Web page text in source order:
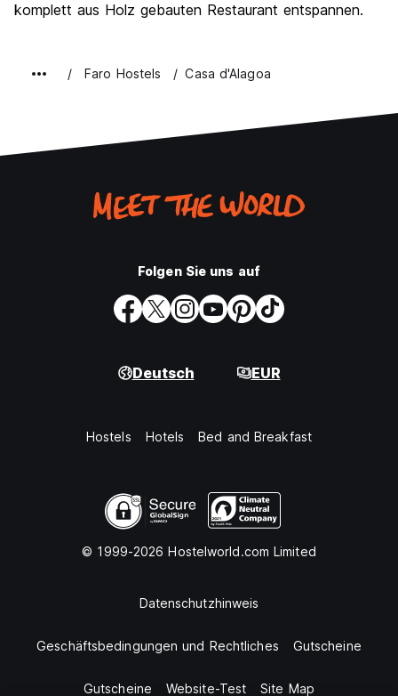
komplett aus Holz gebauten Restaurant entspannen.
Faro Hostels Casa d'Alagoa
Folgen Sie uns auf
Deutsch EUR
Hostels Hotels Bed and Breakfast
© 1999-2026 Hostelworld.com Limited
Datenschutzhinweis
Geschäftsbedingungen und Rechtliches Gutscheine
Gutscheine Website-Test Site Map